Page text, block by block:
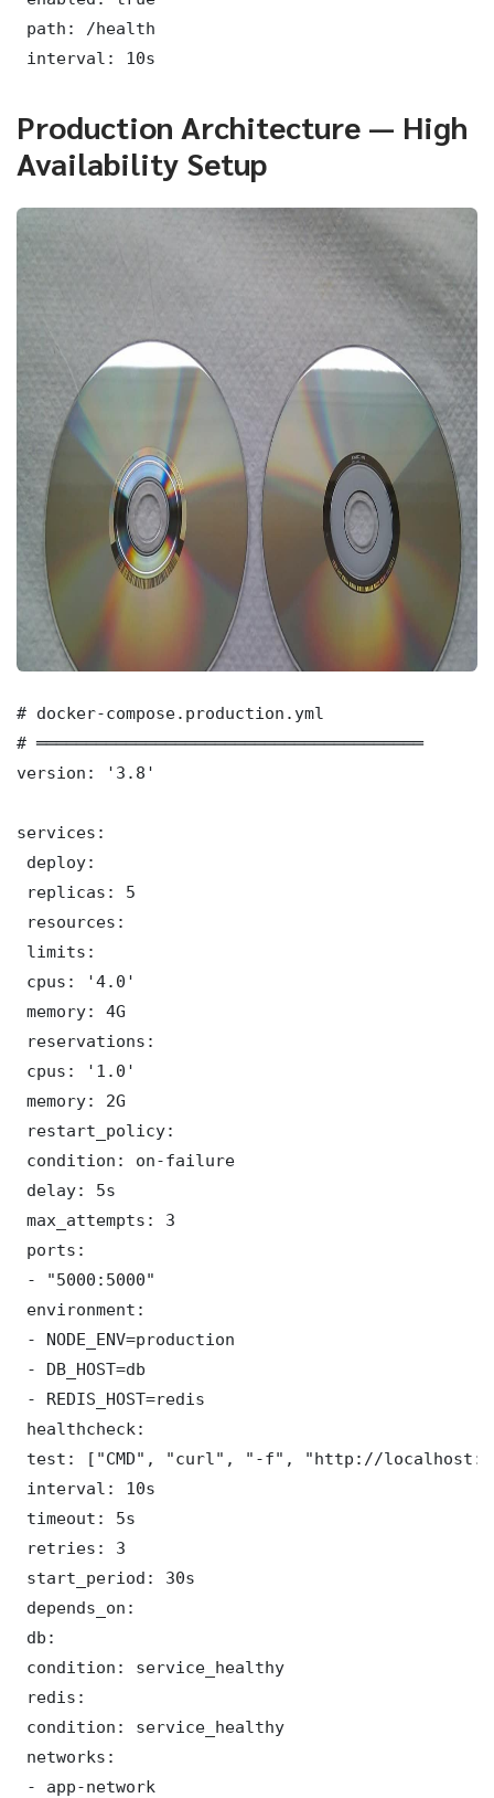
path: /health
interval: 10s
Production Architecture — High
Availability Setup
# docker-compose.production.yml
# ═══════════════════════════════════════
version: '3.8'
services:
deploy:
replicas: 5
resources:
limits:
cpus: '4.0'
memory: 4G
reservations:
cpus: '1.0'
memory: 2G
restart_policy:
condition: on-failure
delay: 5s
max_attempts: 3
ports:
- "5000:5000"
environment:
- NODE_ENV=production
- DB_HOST=db
- REDIS_HOST=redis
healthcheck:
test: ["CMD", "curl", "-f", "http://
interval: 10s
timeout: 5s
retries: 3
start_period: 30s
depends_on:
db:
condition: service_healthy
redis:
condition: service_healthy
networks:
- app-network